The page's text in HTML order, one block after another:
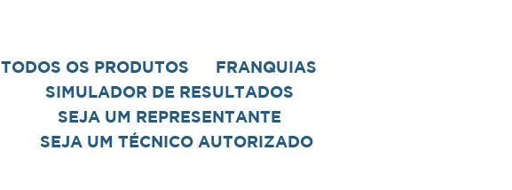
TODOS OS PRODUTOS
FRANQUIAS
SIMULADOR DE RESULTADOS
SEJA UM REPRESENTANTE
SEJA UM TÉCNICO AUTORIZADO